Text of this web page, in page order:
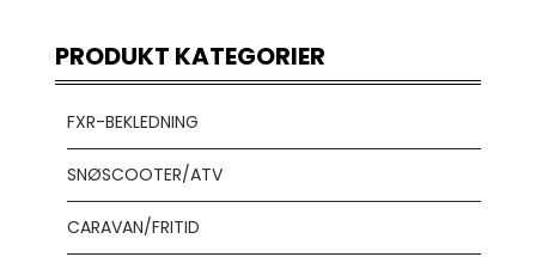
PRODUKT KATEGORIER
FXR-BEKLEDNING
SNØSCOOTER/ATV
CARAVAN/FRITID